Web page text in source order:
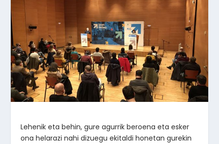
Lehenik eta behin, gure agurrik beroena eta esker
ona helarazi nahi dizuegu ekitaldi honetan gurekin